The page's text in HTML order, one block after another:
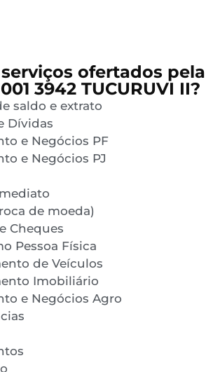
ofertados pela
3942 TUCURUVI II?
saldo e extrato
Dívidas
e Negócios PF
e Negócios PJ
de moeda)
Cheques
Pessoa Física
de Veículos
Imobiliário
e Negócios Agro